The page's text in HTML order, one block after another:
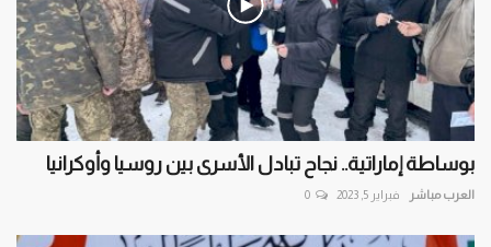
بوساطة إماراتية.. نجاح تبادل الأسرى بين روسيا وأوكرانيا
العرب مباشر فبراير 5, 2023 0